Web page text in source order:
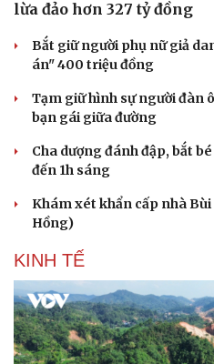
lừa đảo hơn 327 tỷ đồng
Bắt giữ người phụ nữ giả
án" 400 triệu đồng
Tạm giữ hình sự người đàn
bạn gái giữa đường
Cha dượng đánh đập, bắt
đến 1h sáng
Khám xét khẩn cấp nhà
Hồng)
KINH TẾ